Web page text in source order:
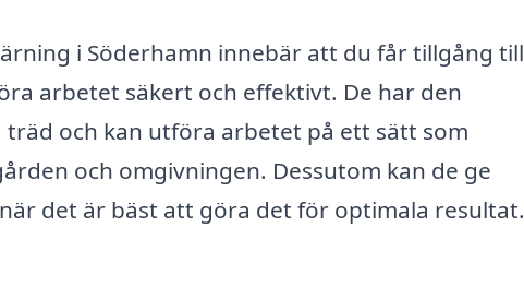
i Söderhamn innebär att du får tillgång till
arbetet säkert och effektivt. De har den
och kan utföra arbetet på ett sätt som
och omgivningen. Dessutom kan de ge
det är bäst att göra det för optimala resultat.